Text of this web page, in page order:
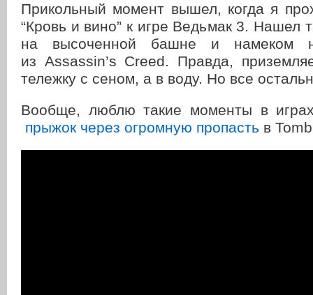
Прикольный момент вышел, когда я
“Кровь и вино” к игре Ведьмак 3. Нашел
на высоченной башне и намеком
из Assassin’s Creed. Правда,
тележку с сеном, а в воду. Но все
Вообще, люблю такие моменты в
прыжок через огромную пропасть в